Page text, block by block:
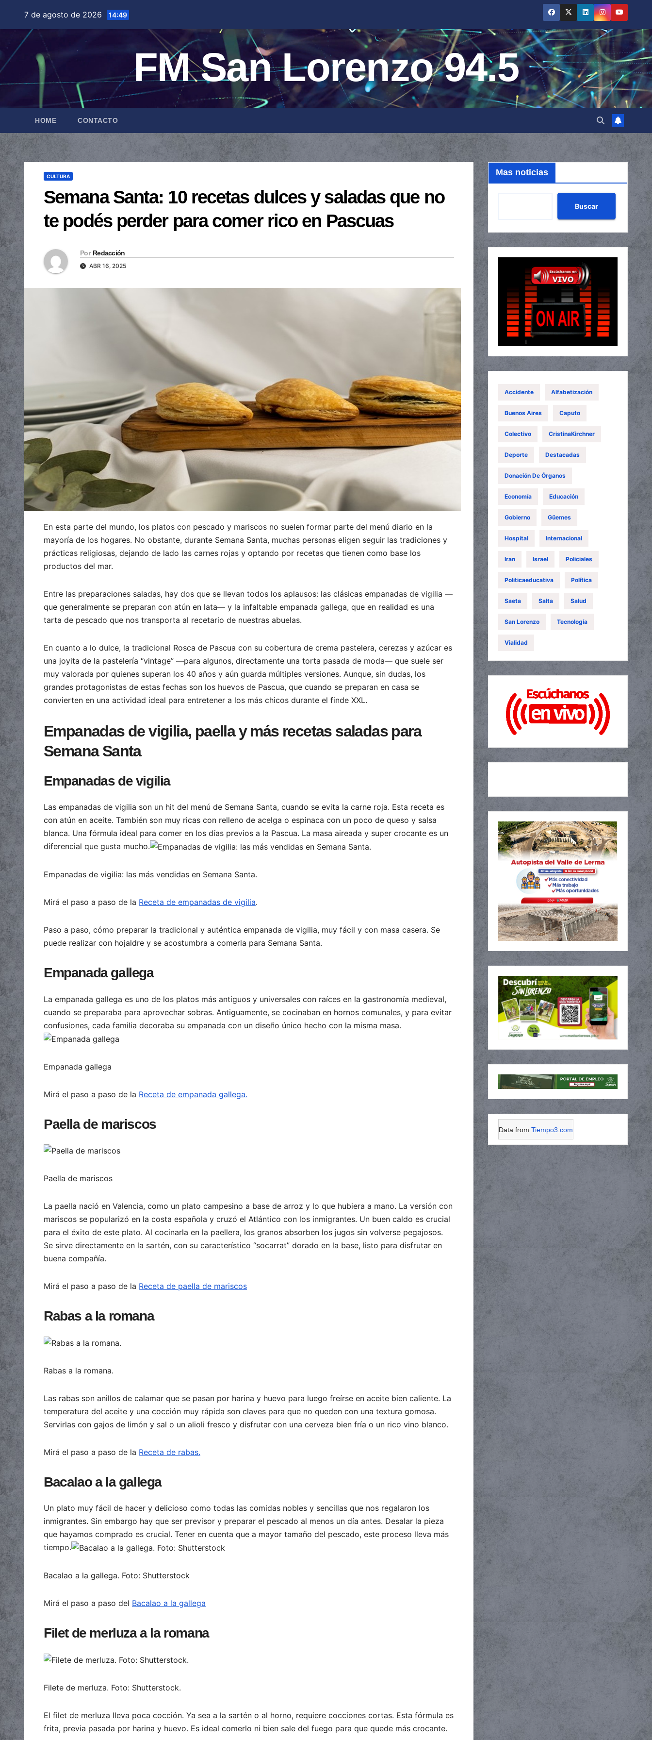
contenido
7 de agosto de 2026 14:49
FM San Lorenzo 94.5
HOME CONTACTO
CULTURA
Semana Santa: 10 recetas dulces y saladas que no
te podés perder para comer rico en Pascuas
Por Redacción
ABR 16, 2025
En esta parte del mundo, los platos con pescado y mariscos no suelen formar parte del menú diario en la
mayoría de los hogares. No obstante, durante Semana Santa, muchas personas eligen seguir las tradiciones y
prácticas religiosas, dejando de lado las carnes rojas y optando por recetas que tienen como base los
productos del mar.
Entre las preparaciones saladas, hay dos que se llevan todos los aplausos: las clásicas empanadas de vigilia —
que generalmente se preparan con atún en lata— y la infaltable empanada gallega, que en realidad es una
tarta de pescado que nos transporta al recetario de nuestras abuelas.
En cuanto a lo dulce, la tradicional Rosca de Pascua con su cobertura de crema pastelera, cerezas y azúcar es
una joyita de la pastelería “vintage” —para algunos, directamente una torta pasada de moda— que suele ser
muy valorada por quienes superan los 40 años y aún guarda múltiples versiones. Aunque, sin dudas, los
grandes protagonistas de estas fechas son los huevos de Pascua, que cuando se preparan en casa se
convierten en una actividad ideal para entretener a los más chicos durante el finde XXL.
Empanadas de vigilia, paella y más recetas saladas para
Semana Santa
Empanadas de vigilia
Las empanadas de vigilia son un hit del menú de Semana Santa, cuando se evita la carne roja. Esta receta es
con atún en aceite. También son muy ricas con relleno de acelga o espinaca con un poco de queso y salsa
blanca. Una fórmula ideal para comer en los días previos a la Pascua. La masa aireada y super crocante es un
diferencial que gusta mucho.
Empanadas de vigilia: las más vendidas en Semana Santa.
Mirá el paso a paso de la Receta de empanadas de vigilia.
Paso a paso, cómo preparar la tradicional y auténtica empanada de vigilia, muy fácil y con masa casera. Se
puede realizar con hojaldre y se acostumbra a comerla para Semana Santa.
Empanada gallega
La empanada gallega es uno de los platos más antiguos y universales con raíces en la gastronomía medieval,
cuando se preparaba para aprovechar sobras. Antiguamente, se cocinaban en hornos comunales, y para evitar
confusiones, cada familia decoraba su empanada con un diseño único hecho con la misma masa.
Empanada gallega
Mirá el paso a paso de la Receta de empanada gallega.
Paella de mariscos
Paella de mariscos
La paella nació en Valencia, como un plato campesino a base de arroz y lo que hubiera a mano. La versión con
mariscos se popularizó en la costa española y cruzó el Atlántico con los inmigrantes. Un buen caldo es crucial
para el éxito de este plato. Al cocinarla en la paellera, los granos absorben los jugos sin volverse pegajosos.
Se sirve directamente en la sartén, con su característico “socarrat” dorado en la base, listo para disfrutar en
buena compañía.
Mirá el paso a paso de la Receta de paella de mariscos
Rabas a la romana
Rabas a la romana.
Las rabas son anillos de calamar que se pasan por harina y huevo para luego freírse en aceite bien caliente. La
temperatura del aceite y una cocción muy rápida son claves para que no queden con una textura gomosa.
Servirlas con gajos de limón y sal o un alioli fresco y disfrutar con una cerveza bien fría o un rico vino blanco.
Mirá el paso a paso de la Receta de rabas.
Bacalao a la gallega
Un plato muy fácil de hacer y delicioso como todas las comidas nobles y sencillas que nos regalaron los
inmigrantes. Sin embargo hay que ser previsor y preparar el pescado al menos un día antes. Desalar la pieza
que hayamos comprado es crucial. Tener en cuenta que a mayor tamaño del pescado, este proceso lleva más
tiempo.
Bacalao a la gallega. Foto: Shutterstock
Mirá el paso a paso del Bacalao a la gallega
Filet de merluza a la romana
Filete de merluza. Foto: Shutterstock.
El filet de merluza lleva poca cocción. Ya sea a la sartén o al horno, requiere cocciones cortas. Esta fórmula es
frita, previa pasada por harina y huevo. Es ideal comerlo ni bien sale del fuego para que quede más crocante.
Mas noticias
Buscar
Accidente Alfabetización
Buenos Aires Caputo
Colectivo CristinaKirchner
Deporte Destacadas
Donación De Órganos
Economía Educación
Gobierno Güemes
Hospital Internacional
Iran Israel Policiales
Politicaeducativa Política
Saeta Salta Salud
San Lorenzo Tecnología
Vialidad
Data from Tiempo3.com